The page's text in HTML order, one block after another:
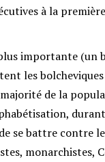
à la
importante (un
les
de la
se battre contre
monarchistes,